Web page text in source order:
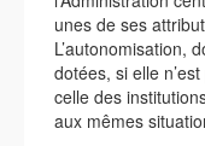
unes de ses
L’autonomisation,
dotées, si elle
celle des
aux mêmes